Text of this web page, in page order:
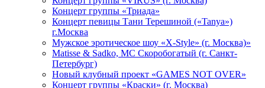
Концерт группы «Триада»
Концерт певицы Тани Терешиной («Tanya»)
г.Москва
Мужское эротическое шоу «X-Style» (г. Москва)»
Matissе & Sadko, MC Скоробогатый (г. Санкт-
Петербург)
Новый клубный проект «GAMES NOT OVER»
Концерт группы «Краски» (г. Москва)